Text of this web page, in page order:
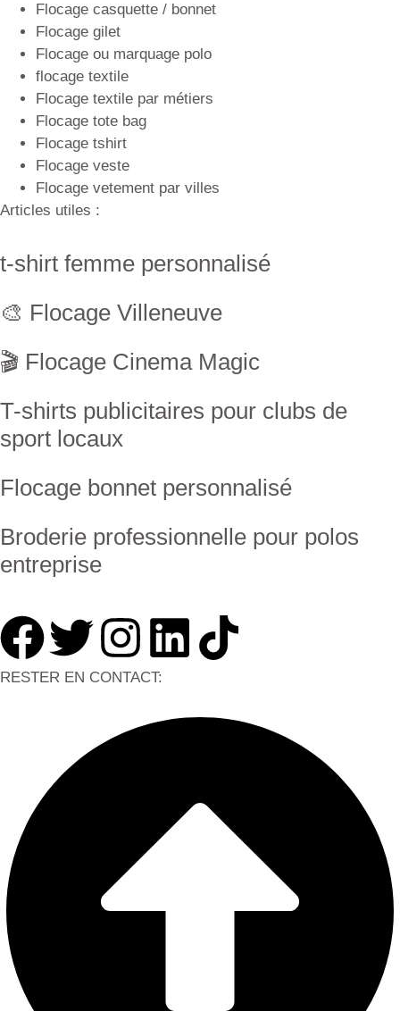
Flocage casquette / bonnet
Flocage gilet
Flocage ou marquage polo
flocage textile
Flocage textile par métiers
Flocage tote bag
Flocage tshirt
Flocage veste
Flocage vetement par villes
Articles utiles :
t-shirt femme personnalisé
🎨 Flocage Villeneuve
🎬 Flocage Cinema Magic
T-shirts publicitaires pour clubs de
sport locaux
Flocage bonnet personnalisé
Broderie professionnelle pour polos
entreprise
RESTER EN CONTACT: